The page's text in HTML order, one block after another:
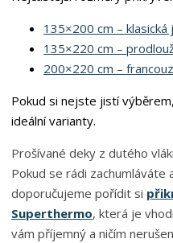
135×200 cm – klasická
135×220 cm –
200×220 cm –
Pokud si nejste jistí
ideální varianty.
Prošívané deky z dutého
Pokud se rádi zachumláváte
doporučujeme pořídit si
Superthermo, která je
vám příjemný a ničím